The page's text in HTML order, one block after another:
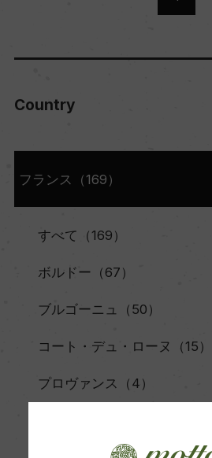
Country
フランス（169）
すべて（169）
ボルドー（67）
ブルゴーニュ（50）
コート・デュ・ローヌ（15）
プロヴァンス（4）